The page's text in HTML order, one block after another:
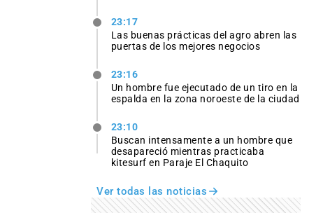
23:17
Las buenas prácticas del agro abren las
puertas de los mejores negocios
23:16
Un hombre fue ejecutado de un tiro en la
espalda en la zona noroeste de la ciudad
23:10
Buscan intensamente a un hombre que
desapareció mientras practicaba
kitesurf en Paraje El Chaquito
Ver todas las noticias